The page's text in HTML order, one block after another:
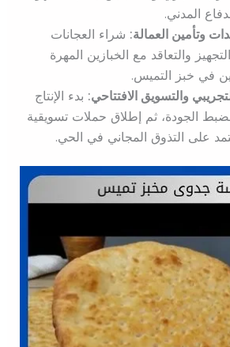
المدني.
وتأمين العمالة:شراء العجانات
والتعاقد مع الخبازين المهرة
في خبز التميس.
والتسويق الافتتاحي:بدء الإنتاج
الجودة، ثم إطلاق حملات تسويقية
على التذوق المجاني في الحي.